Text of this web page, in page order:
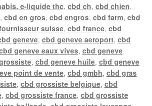
e-liquide thc, cbd ch, cbd chien,
, cbd en gros, cbd engros, cbd farm, cbd
suisse, cbd france, cbd
geneve, cbd geneve aeroport, cbd
geneve eaux vives, cbd geneve
, cbd geneve huile, cbd geneve
point de vente, cbd gmbh, cbd gras
, cbd grossiste belgique, cbd
, cbd grossiste france, cbd grossiste